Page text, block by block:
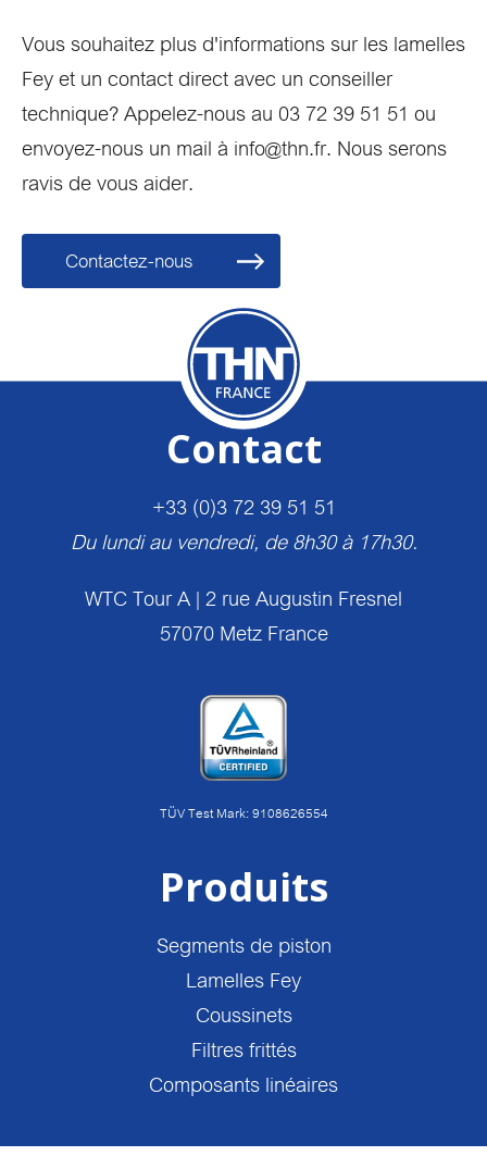
Vous souhaitez plus d'informations sur les lamelles
Fey et un contact direct avec un conseiller
technique? Appelez-nous au 03 72 39 51 51 ou
envoyez-nous un mail à info@thn.fr. Nous serons
ravis de vous aider.
Contactez-nous
Contact
+33 (0)3 72 39 51 51
Du lundi au vendredi, de 8h30 à 17h30.
WTC Tour A | 2 rue Augustin Fresnel
57070 Metz France
TÜV Test Mark: 9108626554
Produits
Segments de piston
Lamelles Fey
Coussinets
Filtres frittés
Composants linéaires